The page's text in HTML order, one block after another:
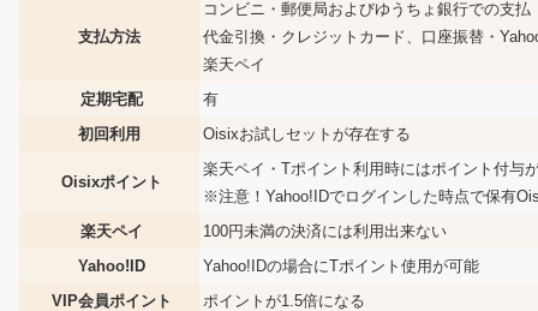
支払方法
コンビニ・郵便局およびゆうちょ銀行での支払
代金引換・クレジットカード、口座振替・
楽天ペイ
定期宅配
有
初回利用
Oisixお試しセットが存在する
Oisixポイント
楽天ペイ・Tポイント利用時にはポイント付与
※注意！Yahoo!IDでログインした時点で保有
楽天ペイ
100円未満の決済には利用出来ない
Yahoo!ID
Yahoo!IDの場合にTポイント使用が可能
VIP会員ポイント
ポイントが1.5倍になる